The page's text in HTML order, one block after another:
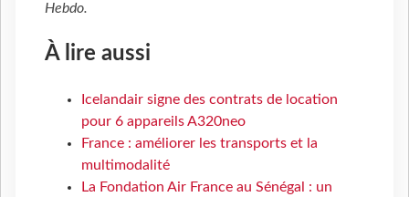
Hebdo.
À lire aussi
Icelandair signe des contrats de location
pour 6 appareils A320neo
France : améliorer les transports et la
multimodalité
La Fondation Air France au Sénégal : un